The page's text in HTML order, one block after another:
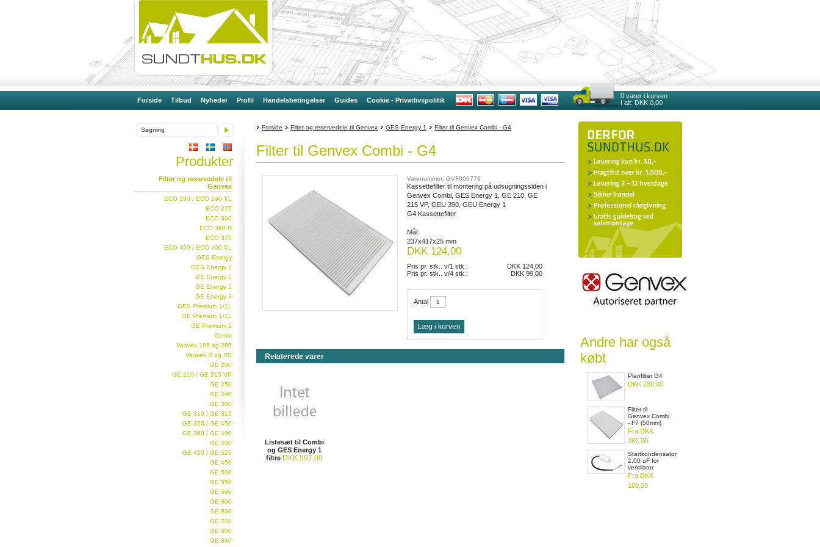
Forside Tilbud Nyheder Profil Handelsbetingelser Guides Cookie - Privatlivspolitik
0 varer i kurven
I alt: DKK 0,00
Produkter
Filter og reservedele til
Genvex
ECO 190 / ECO 190 XL
ECO 275
ECO 300
ECO 360 R
ECO 375
ECO 400 / ECO 400 XL
GES Energy
GES Energy 1
GE Energy 1
GE Energy 2
GE Energy 3
GES Premium 1/1L
GE Premium 1/1L
GE Premium 2
Combi
Vanvex 185 og 285
Vanvex R og RS
GE 200
GE 210 / GE 215 VP
GE 250
GE 290
GE 300
GE 310 / GE 315
GE 350 / GE 450
GE 390 / GE 490
GE 400
GE 420 / GE 525
GE 450
GE 500
GE 550
GE 590
GE 600
GE 630
GE 700
GE 800
GE 840
Forside Filter og reservedele til Genvex GES Energy 1 Filter til Genvex Combi - G4
Filter til Genvex Combi - G4
Varenummer: GVF060776
Kassettefilter til montering på udsugningssiden i
Genvex Combi, GES Energy 1, GE 210, GE
215 VP, GEU 390, GEU Energy 1
G4 Kassettefilter
Mål:
237x417x25 mm
DKK 124,00
Pris pr. stk.. v/1 stk.:
DKK 124,00
Pris pr. stk.. v/4 stk.:
DKK 99,00
Antal
Relaterede varer
Listesæt til Combi
og GES Energy 1
filtre DKK 597,00
Andre har også
købt
Planfilter G4
DKK 236,00
Filter til
Genvex Combi
- F7 (50mm)
Fra DKK
282,00
Startkondensator
2,00 uF for
ventilator
Fra DKK
100,00